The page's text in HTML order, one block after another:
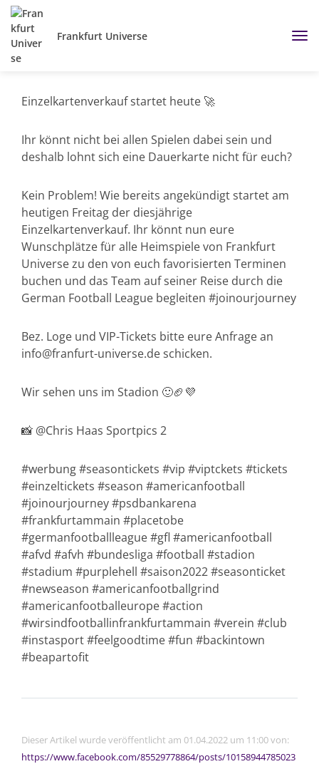
Frankfurt Universe
Einzelkartenverkauf startet heute 🚀
Ihr könnt nicht bei allen Spielen dabei sein und
deshalb lohnt sich eine Dauerkarte nicht für euch?
Kein Problem! Wie bereits angekündigt startet am
heutigen Freitag der diesjährige
Einzelkartenverkauf. Ihr könnt nun eure
Wunschplätze für alle Heimspiele von Frankfurt
Universe zu den von euch favorisierten Terminen
buchen und das Team auf seiner Reise durch die
German Football League begleiten #joinourjourney
Bez. Loge und VIP-Tickets bitte eure Anfrage an
info@franfurt-universe.de schicken.
Wir sehen uns im Stadion 🙂🏈💜
📸 @Chris Haas Sportpics 2
#werbung #seasontickets #vip #viptckets #tickets
#einzeltickets #season #americanfootball
#joinourjourney #psdbankarena
#frankfurtammain #placetobe
#germanfootballleague #gfl #americanfootball
#afvd #afvh #bundesliga #football #stadion
#stadium #purplehell #saison2022 #seasonticket
#newseason #americanfootballgrind
#americanfootballeurope #action
#wirsindfootballinfrankfurtammain #verein #club
#instasport #feelgoodtime #fun #backintown
#beapartofit
Dieser Artikel wurde veröffentlicht am 01.04.2022 um 11:00 von:
https://www.facebook.com/85529778864/posts/10158944785023